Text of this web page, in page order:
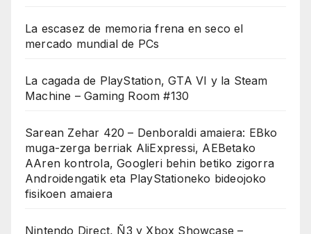
La escasez de memoria frena en seco el
mercado mundial de PCs
La cagada de PlayStation, GTA VI y la Steam
Machine – Gaming Room #130
Sarean Zehar 420 – Denboraldi amaiera: EBko
muga-zerga berriak AliExpressi, AEBetako
AAren kontrola, Googleri behin betiko zigorra
Androidengatik eta PlayStationeko bideojoko
fisikoen amaiera
Nintendo Direct, Ñ3 y Xbox Showcase –